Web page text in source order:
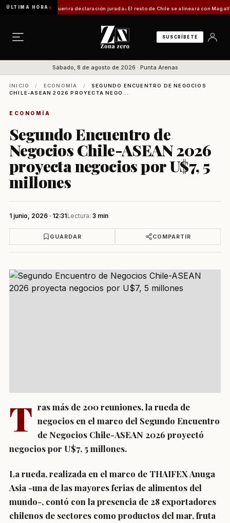
ÚLTIMA HORA
trámite requerirá declaración jurada El resto de Chile se alineará con Magallanes:
SUSCRÍBETE
Sábado, 8 de agosto de 2026 · Punta Arenas
INICIO / ECONOMÍA /
SEGUNDO ENCUENTRO DE NEGOCIOS
CHILE-ASEAN 2026 PROYECTA NEGO...
ECONOMÍA
Segundo Encuentro de
Negocios Chile-ASEAN 2026
proyecta negocios por U$7, 5
millones
1 junio, 2026 · 12:31Lectura: 3 min
GUARDAR COMPARTIR
T ras más de 200 reuniones, la rueda de
negocios en el marco del Segundo Encuentro
de Negocios Chile-ASEAN 2026 proyectó
negocios por U$7, 5 millones.
La rueda, realizada en el marco de THAIFEX Anuga
Asia -una de las mayores ferias de alimentos del
mundo-, contó con la presencia de 28 exportadores
chilenos de sectores como productos del mar, fruta